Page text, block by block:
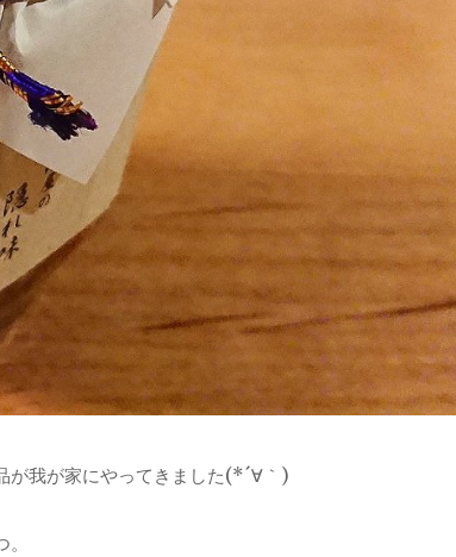
が我が家にやってきました(*´∀｀)